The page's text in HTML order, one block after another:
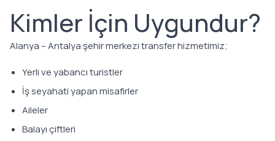
Kimler İçin Uygundur?
Alanya – Antalya şehir merkezi transfer hizmetimiz;
Yerli ve yabancı turistler
İş seyahati yapan misafirler
Aileler
Balayı çiftleri